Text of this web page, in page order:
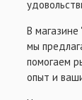
В
мы
помогаем
опыт и